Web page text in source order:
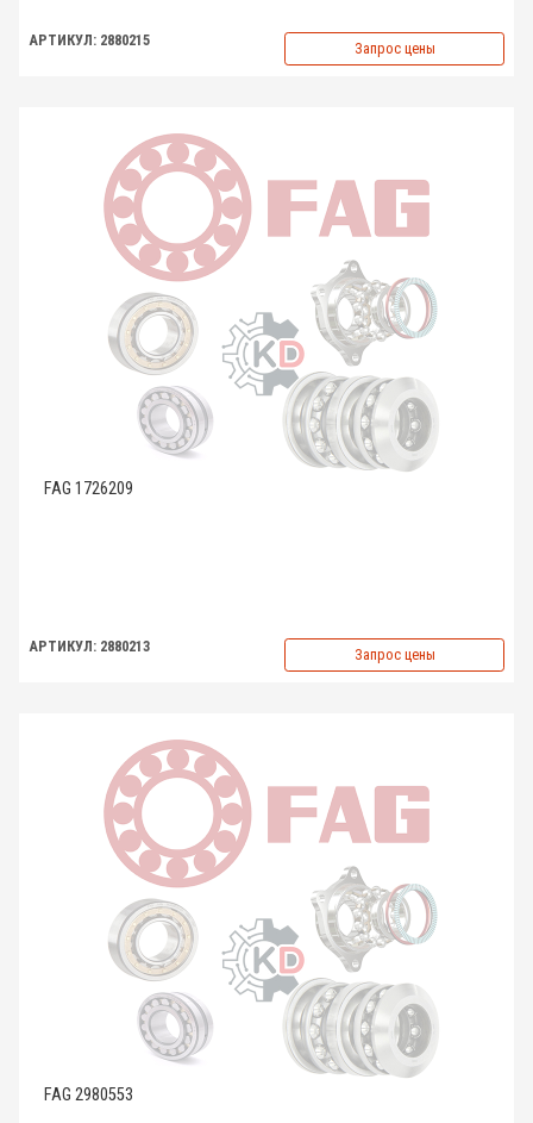
АРТИКУЛ: 2880215 Запрос цены
FAG 1726209
АРТИКУЛ: 2880213 Запрос цены
FAG 2980553